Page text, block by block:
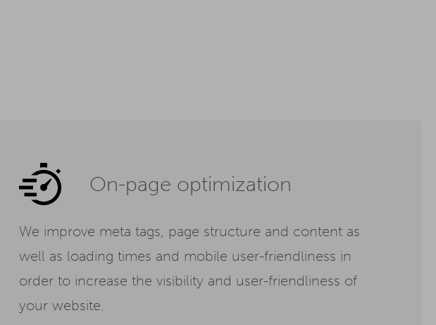
On-page optimization
We improve meta tags, page structure and content as
well as loading times and mobile user-friendliness in
order to increase the visibility and user-friendliness of
your website.